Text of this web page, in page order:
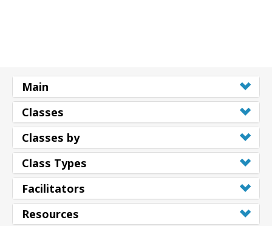
Main
Classes
Classes by
Class Types
Facilitators
Resources